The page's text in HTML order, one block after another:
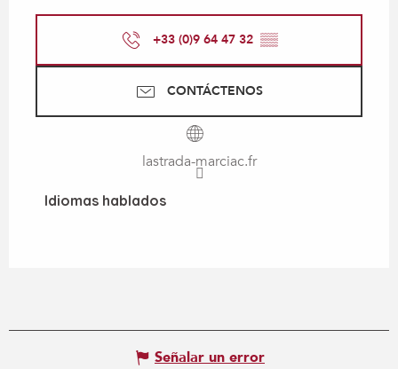
+33 (0)9 64 47 32 ▒▒
CONTÁCTENOS
lastrada-marciac.fr
Idiomas hablados
Idiomas hablados
Señalar un error